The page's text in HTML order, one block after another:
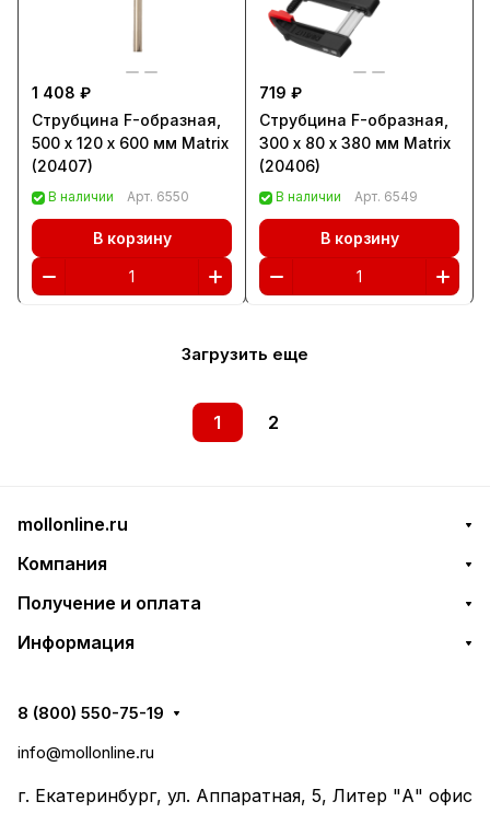
1 408 ₽
Струбцина F-образная,
500 х 120 х 600 мм Matrix
(20407)
В наличии Арт. 6550
В корзину
719 ₽
Струбцина F-образная,
300 х 80 х 380 мм Matrix
(20406)
В наличии Арт. 6549
В корзину
Загрузить еще
1 2
mollonline.ru
Компания
Получение и оплата
Информация
8 (800) 550-75-19
info@mollonline.ru
г. Екатеринбург, ул. Аппаратная, 5, Литер "А" офис